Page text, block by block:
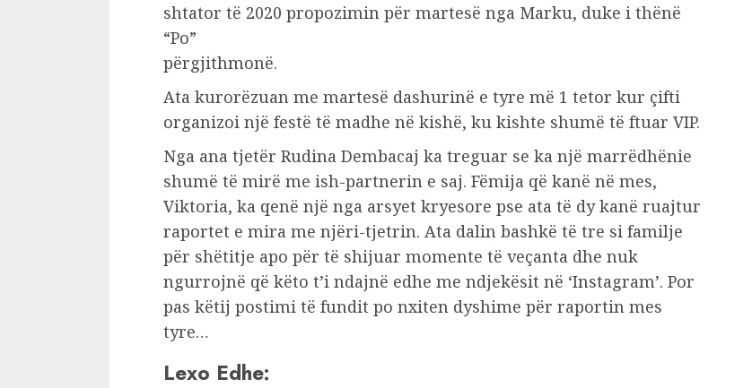
shtator të 2020 propozimin për martesë nga Marku, duke i thënë
“Po”
përgjithmonë.
Ata kurorëzuan me martesë dashurinë e tyre më 1 tetor kur çifti
organizoi një festë të madhe në kishë, ku kishte shumë të ftuar VIP.
Nga ana tjetër Rudina Dembacaj ka treguar se ka një marrëdhënie
shumë të mirë me ish-partnerin e saj. Fëmija që kanë në mes,
Viktoria, ka qenë një nga arsyet kryesore pse ata të dy kanë ruajtur
raportet e mira me njëri-tjetrin. Ata dalin bashkë të tre si familje
për shëtitje apo për të shijuar momente të veçanta dhe nuk
ngurrojnë që këto t’i ndajnë edhe me ndjekësit në ‘Instagram’. Por
pas këtij postimi të fundit po nxiten dyshime për raportin mes
tyre…
Lexo Edhe: